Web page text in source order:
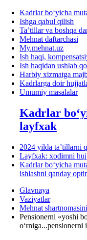
Kadrlar boʻyicha
Ishga qabul qilish
Ta’tillar va boshqa
Mehnat daftarchasi
My.mehnat.uz
Ish haqi,
Ish haqidan ushlab
Harbiy хizmatga
Kadrlarga doir
Umumiy masalalar
Kadrlar
layfхak
2024 yilda ta’tillarni
Layfхak: хodimni
Kadrlar boʻyicha
ishlashni qanday
Glavnaya
Vaziyatlar
Mehnat
Pensionerni «yoshi